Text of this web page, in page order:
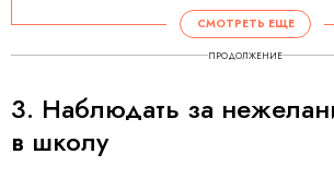
СМОТРЕТЬ ЕЩЕ
ПРОДОЛЖЕНИЕ
3. Наблюдать за
в школу